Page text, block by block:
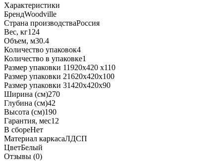
Характеристики
БрендWoodville
Страна производстваРоссия
Вес, кг124
Объем, м30.4
Количество упаковок4
Количество в упаковке1
Размер упаковки 11920x420 x110
Размер упаковки 21620x420x100
Размер упаковки 31420x420x90
Ширина (см)270
Глубина (см)42
Высота (см)190
Гарантия, мес12
В сбореНет
Материал каркасаЛДСП
ЦветБелый
Отзывы (0)